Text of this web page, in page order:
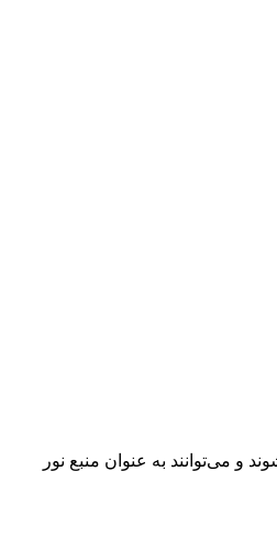
می‌توانند به عنوان منبع نور